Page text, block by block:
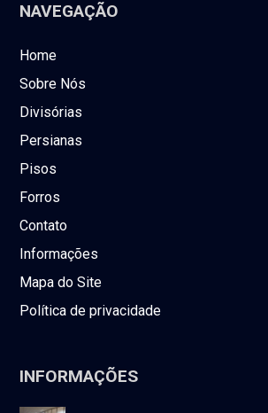
NAVEGAÇÃO
Home
Sobre Nós
Divisórias
Persianas
Pisos
Forros
Contato
Informações
Mapa do Site
Política de privacidade
INFORMAÇÕES